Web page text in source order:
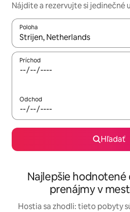
Nájdite a rezervujte si jedinečné
Poloha
Keď budú výsledky k dispozícii,
Príchod
Odchod
Hľadať
Najlepšie
prenájmy v
Hostia sa zhodli: tieto pobyty